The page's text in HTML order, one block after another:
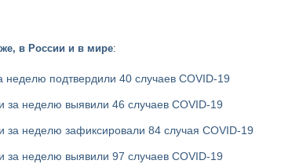
в России и в мире:
неделю подтвердили 40 случаев COVID-19
за неделю выявили 46 случаев COVID-19
за неделю зафиксировали 84 случая COVID-19
за неделю выявили 97 случаев COVID-19